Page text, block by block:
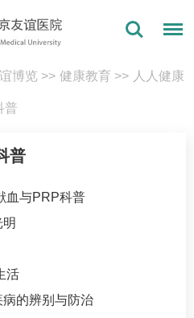
博览 >> 健康教育 >> 人人健康
普
普
血与PRP科普
活
的辨别与防治